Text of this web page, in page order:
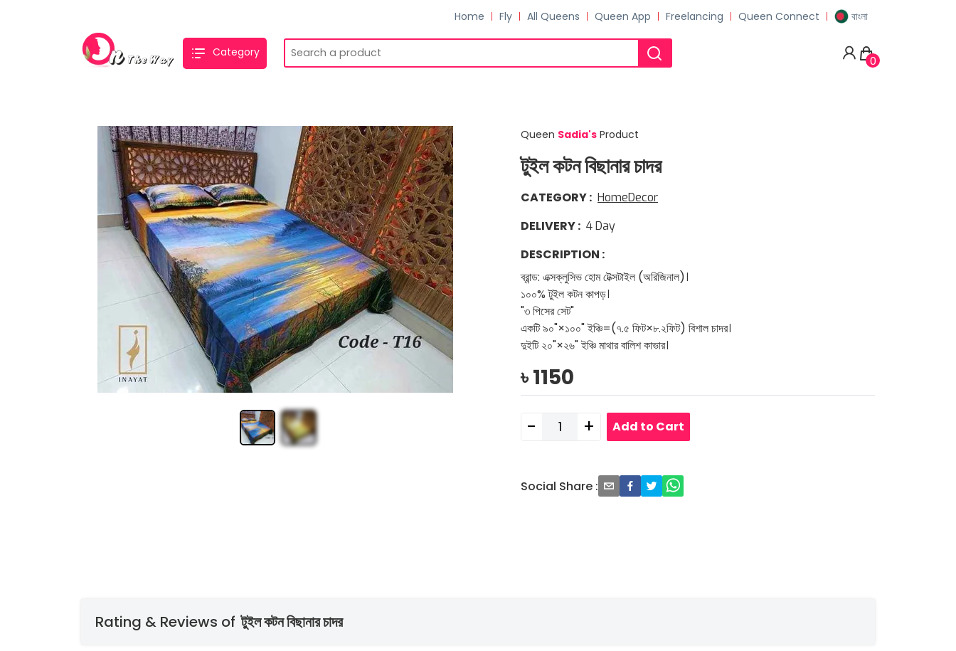
Home Fly All Queens Queen App Freelancing Queen Connect বাংলা
Category
0
Queen Sadia's Product
টুইল কটন বিছানার চাদর
CATEGORY: HomeDecor
DELIVERY: 4Day
DESCRIPTION :
ব্রান্ড: এক্সক্লুসিভ হোম টেক্সটাইল (অরিজিনাল)।
১০০% টুইল কটন কাপড়।
"৩ পিসের সেট"
একটি ৯০"×১০০" ইঞ্চি=(৭.৫ ফিট×৮.২ফিট) বিশাল চাদর।
দুইটি ২০"×২৬" ইঞ্চি মাথার বালিশ কাভার।
৳1150
- + Add to Cart
Social Share :
Rating & Reviews of টুইল কটন বিছানার চাদর